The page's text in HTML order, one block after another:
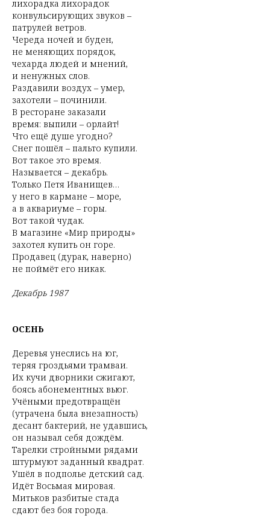
лихорадка лихорадок
конвульсирующих звуков –
патрулей ветров.
Череда ночей и буден,
не меняющих порядок,
чехарда людей и мнений,
и ненужных слов.
Раздавили воздух – умер,
захотели – починили.
В ресторане заказали
время: выпили – орлайт!
Что ещё душе угодно?
Снег пошёл – пальто купили.
Вот такое это время.
Называется – декабрь.
Только Петя Иванищев…
у него в кармане – море,
а в аквариуме – горы.
Вот такой чудак.
В магазине «Мир природы»
захотел купить он горе.
Продавец (дурак, наверно)
не поймёт его никак.
Декабрь 1987
ОСЕНЬ
Деревья унеслись на юг,
теряя гроздьями трамваи.
Их кучи дворники сжигают,
боясь абонементных вьюг.
Учёными предотвращён
(утрачена была внезапность)
десант бактерий, не удавшись,
он называл себя дождём.
Тарелки стройными рядами
штурмуют заданный квадрат.
Ушёл в подполье детский сад.
Идёт Восьмая мировая.
Митьков разбитые стада
сдают без боя города.